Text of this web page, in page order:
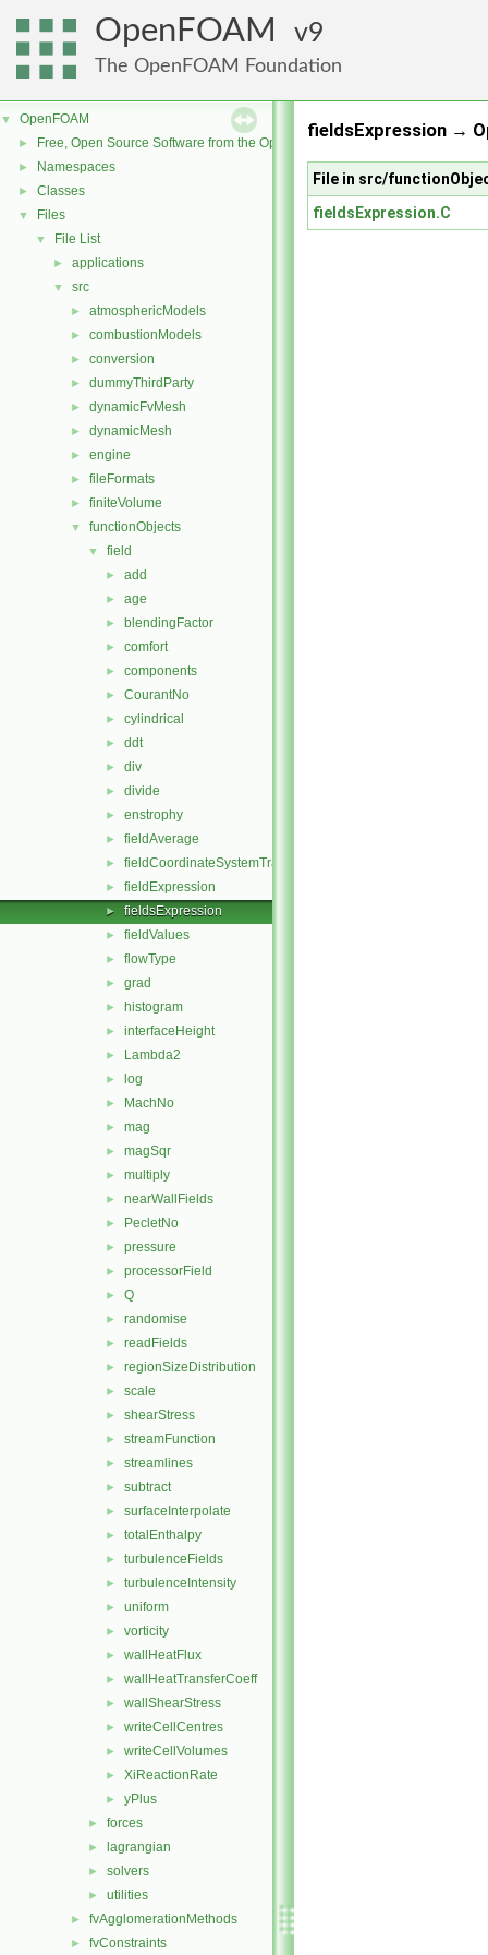
OpenFOAM 9
The OpenFOAM Foundation
▼ OpenFOAM
► Free, Open Source Software from the OpenFOAM Foundation
► Namespaces
► Classes
▼ Files
▼ File List
► applications
▼ src
► atmosphericModels
► combustionModels
► conversion
► dummyThirdParty
► dynamicFvMesh
► dynamicMesh
► engine
► fileFormats
► finiteVolume
▼ functionObjects
▼ field
► add
► age
► blendingFactor
► comfort
► components
► CourantNo
► cylindrical
► ddt
► div
► divide
► enstrophy
► fieldAverage
► fieldCoordinateSystemTransform
► fieldExpression
► fieldsExpression
► fieldValues
► flowType
► grad
► histogram
► interfaceHeight
► Lambda2
► log
► MachNo
► mag
► magSqr
► multiply
► nearWallFields
► PecletNo
► pressure
► processorField
► Q
► randomise
► readFields
► regionSizeDistribution
► scale
► shearStress
► streamFunction
► streamlines
► subtract
► surfaceInterpolate
► totalEnthalpy
► turbulenceFields
► turbulenceIntensity
► uniform
► vorticity
► wallHeatFlux
► wallHeatTransferCoeff
► wallShearStress
► writeCellCentres
► writeCellVolumes
► XiReactionRate
► yPlus
► forces
► lagrangian
► solvers
► utilities
► fvAgglomerationMethods
► fvConstraints
fieldsExpression →
File in src/
fieldsExpression.C